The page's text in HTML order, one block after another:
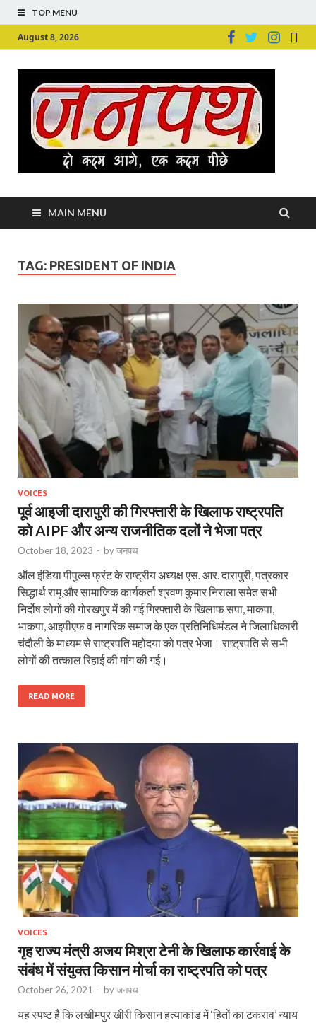
TOP MENU
August 8, 2026
MAIN MENU
TAG: PRESIDENT OF INDIA
VOICES
पूर्व आइजी दारापुरी की गिरफ्तारी के खिलाफ राष्ट्रपति
को AIPF और अन्य राजनीतिक दलों ने भेजा पत्र
October 18, 2023 - byजनपथ
ऑल इंडिया पीपुल्स फ्रंट के राष्ट्रीय अध्यक्ष एस. आर. दारापुरी, पत्रकार
सिद्धार्थ रामू और सामाजिक कार्यकर्ता श्रवण कुमार निराला समेत सभी
निर्दोष लोगों की गोरखपुर में की गई गिरफ्तारी के खिलाफ सपा, माकपा,
भाकपा, आइपीएफ व नागरिक समाज के एक प्रतिनिधिमंडल ने जिलाधिकारी
चंदौली के माध्यम से राष्ट्रपति महोदया को पत्र भेजा। राष्ट्रपति से सभी
लोगों की तत्काल रिहाई की मांग की गई।
READ MORE
VOICES
गृह राज्य मंत्री अजय मिश्रा टेनी के खिलाफ कार्रवाई के
संबंध में संयुक्त किसान मोर्चा का राष्ट्रपति को पत्र
October 26, 2021 - byजनपथ
यह स्पष्ट है कि लखीमपुर खीरी किसान हत्याकांड में ‘हितों का टकराव’ न्याय